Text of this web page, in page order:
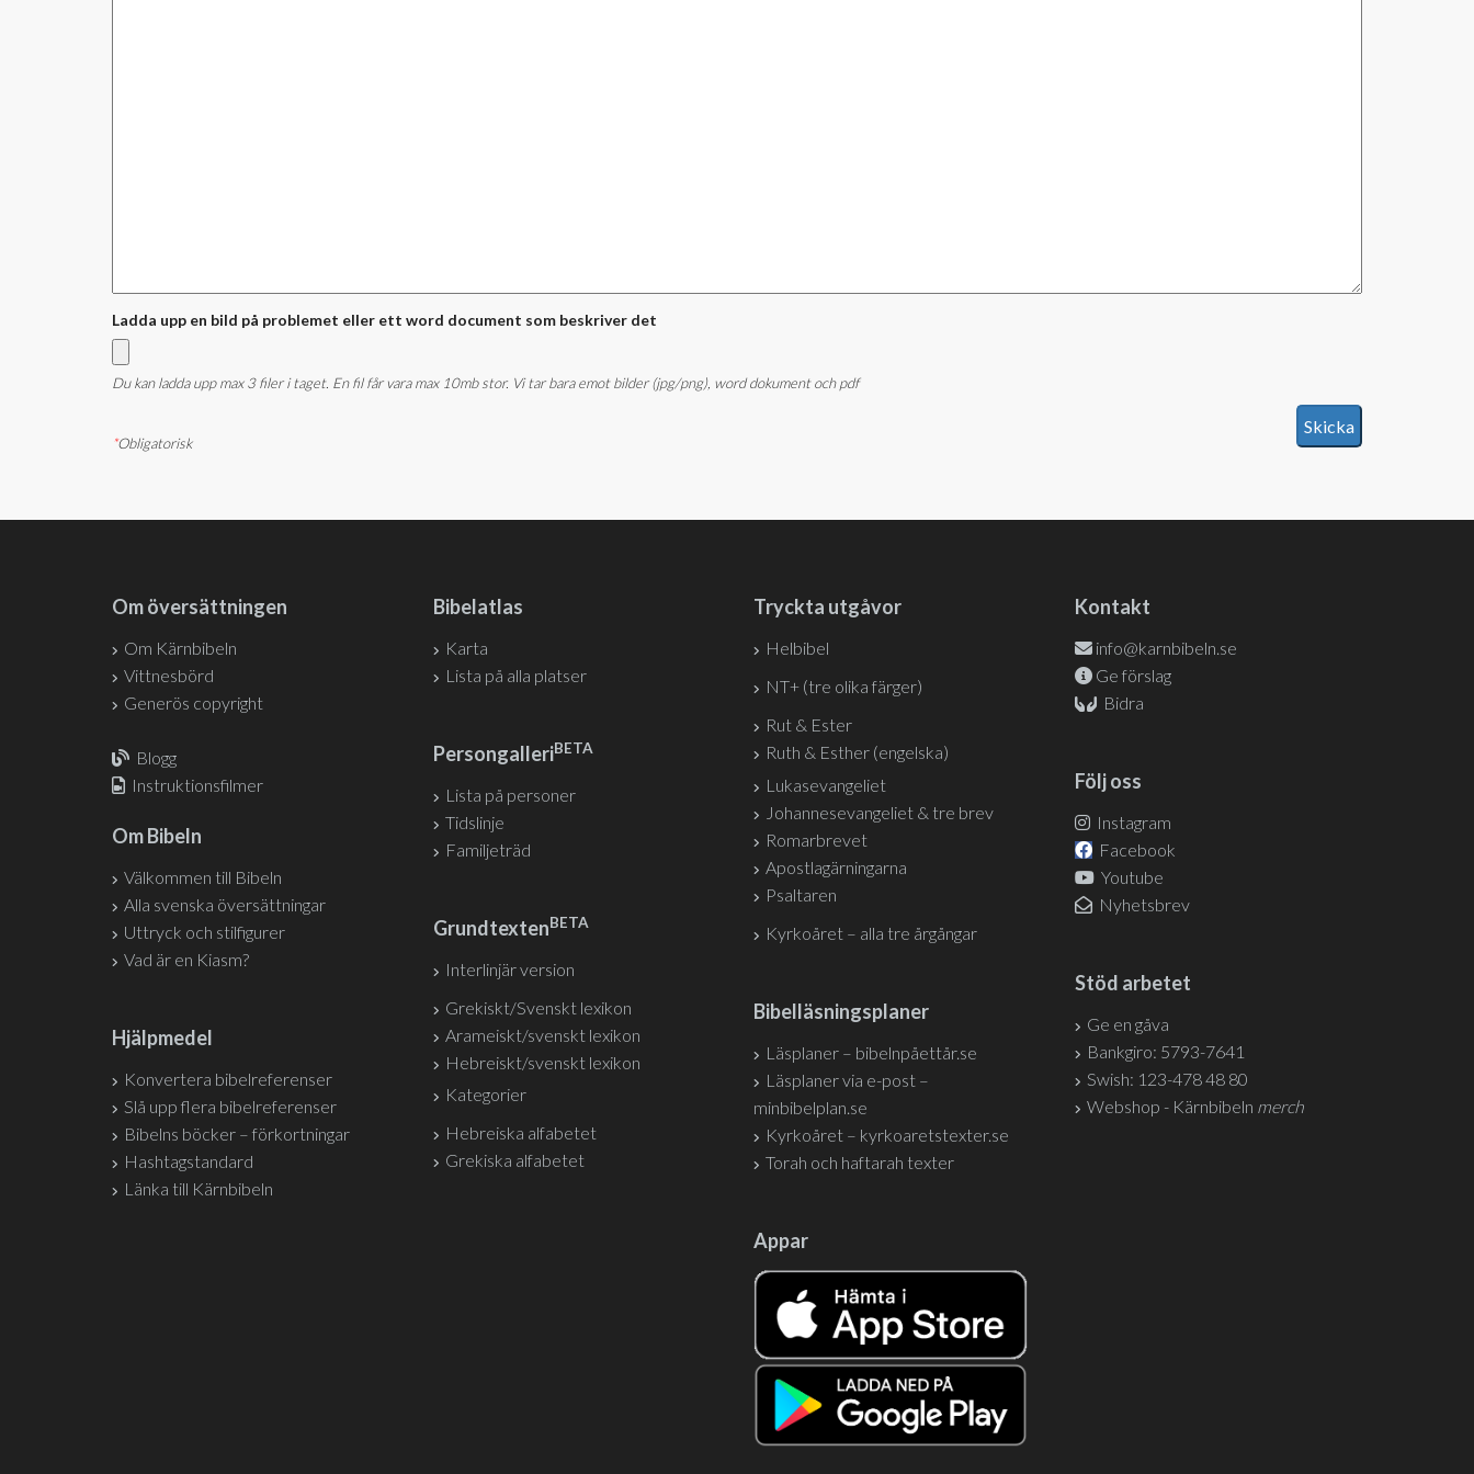
Ladda upp en bild på problemet eller ett word document som beskriver det
Du kan ladda upp max 3 filer i taget. En fil får vara max 10mb stor. Vi tar bara emot bilder (jpg/png), word dokument och pdf
*Obligatorisk
Om översättningen
Om Kärnbibeln
Vittnesbörd
Generös copyright
Blogg
Instruktionsfilmer
Om Bibeln
Välkommen till Bibeln
Alla svenska översättningar
Uttryck och stilfigurer
Vad är en Kiasm?
Hjälpmedel
Konvertera bibelreferenser
Slå upp flera bibelreferenser
Bibelns böcker – förkortningar
Hashtagstandard
Länka till Kärnbibeln
Bibelatlas
Karta
Lista på alla platser
PersongalleriBETA
Lista på personer
Tidslinje
Familjeträd
GrundtextenBETA
Interlinjär version
Grekiskt/Svenskt lexikon
Arameiskt/svenskt lexikon
Hebreiskt/svenskt lexikon
Kategorier
Hebreiska alfabetet
Grekiska alfabetet
Tryckta utgåvor
Helbibel
NT+ (tre olika färger)
Rut & Ester
Ruth & Esther (engelska)
Lukasevangeliet
Johannesevangeliet & tre brev
Romarbrevet
Apostlagärningarna
Psaltaren
Kyrkoåret – alla tre årgångar
Bibelläsningsplaner
Läsplaner – bibelnpåettår.se
Läsplaner via e-post –
minbibelplan.se
Kyrkoåret – kyrkoaretstexter.se
Torah och haftarah texter
Appar
Kontakt
info@karnbibeln.se
Ge förslag
Bidra
Följ oss
Instagram
Facebook
Youtube
Nyhetsbrev
Stöd arbetet
Ge en gåva
Bankgiro: 5793-7641
Swish: 123-478 48 80
Webshop - Kärnbibeln merch